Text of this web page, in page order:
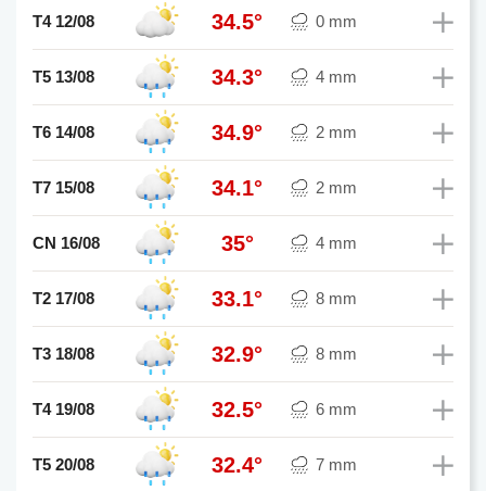
T4 12/08 34.5° 0 mm
T5 13/08 34.3° 4 mm
T6 14/08 34.9° 2 mm
T7 15/08 34.1° 2 mm
CN 16/08 35° 4 mm
T2 17/08 33.1° 8 mm
T3 18/08 32.9° 8 mm
T4 19/08 32.5° 6 mm
T5 20/08 32.4° 7 mm